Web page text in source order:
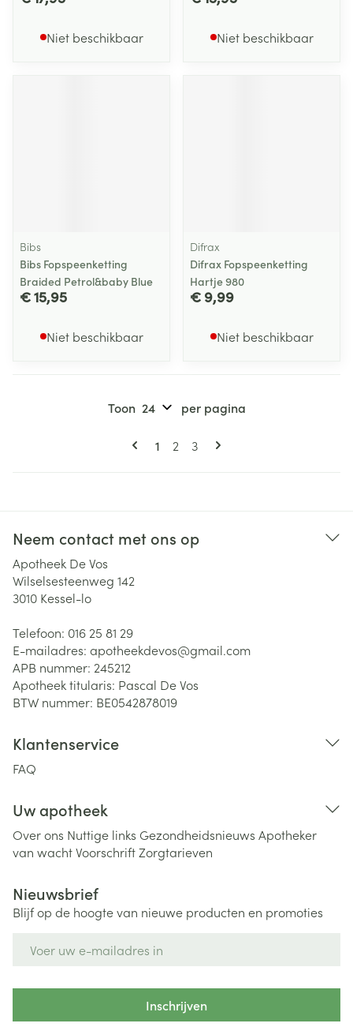
Niet beschikbaar Niet beschikbaar
Bibs
Bibs Fopspeenketting
Braided Petrol&baby Blue
€ 15,95
Niet beschikbaar
Difrax
Difrax Fopspeenketting
Hartje 980
€ 9,99
Niet beschikbaar
Pagina's
U lees momenteel pagina
1 Pagina
2 Pagina
3
Toon per pagina
Neem contact met ons op
Apotheek De Vos
Wilselsesteenweg 142
3010 Kessel-lo
Telefoon: 016 25 81 29
E-mailadres: apotheekdevos@gmail.com
APB nummer: 245212
Apotheek titularis: Pascal De Vos
BTW nummer: BE0542878019
Klantenservice
FAQ
Uw apotheek
Over ons Nuttige links Gezondheidsnieuws Apotheker
van wachtVoorschriftZorgtarieven
Nieuwsbrief
Blijf op de hoogte van nieuwe producten en promoties
Inschrijven